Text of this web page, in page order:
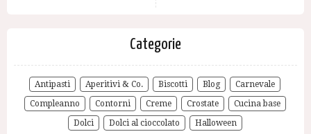
Categorie
Antipasti Aperitivi & Co. Biscotti Blog
Carnevale
Compleanno
Contorni Creme Crostate
Cucina base
Dolci
Dolci al cioccolato Halloween